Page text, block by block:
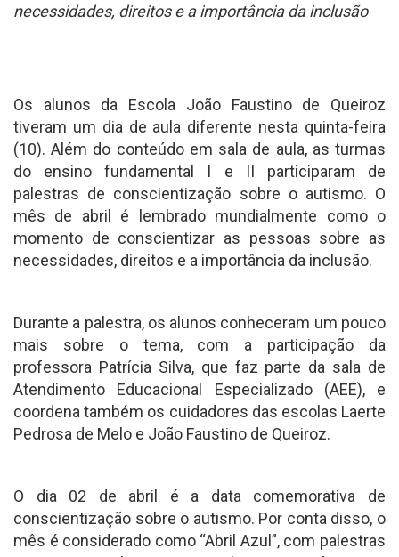
necessidades, direitos e a importância da inclusão
Os alunos da Escola João Faustino de Queiroz
tiveram um dia de aula diferente nesta quinta-feira
(10). Além do conteúdo em sala de aula, as turmas
do ensino fundamental I e II participaram de
palestras de conscientização sobre o autismo. O
mês de abril é lembrado mundialmente como o
momento de conscientizar as pessoas sobre as
necessidades, direitos e a importância da inclusão.
Durante a palestra, os alunos conheceram um pouco
mais sobre o tema, com a participação da
professora Patrícia Silva, que faz parte da sala de
Atendimento Educacional Especializado (AEE), e
coordena também os cuidadores das escolas Laerte
Pedrosa de Melo e João Faustino de Queiroz.
O dia 02 de abril é a data comemorativa de
conscientização sobre o autismo. Por conta disso, o
mês é considerado como “Abril Azul”, com palestras